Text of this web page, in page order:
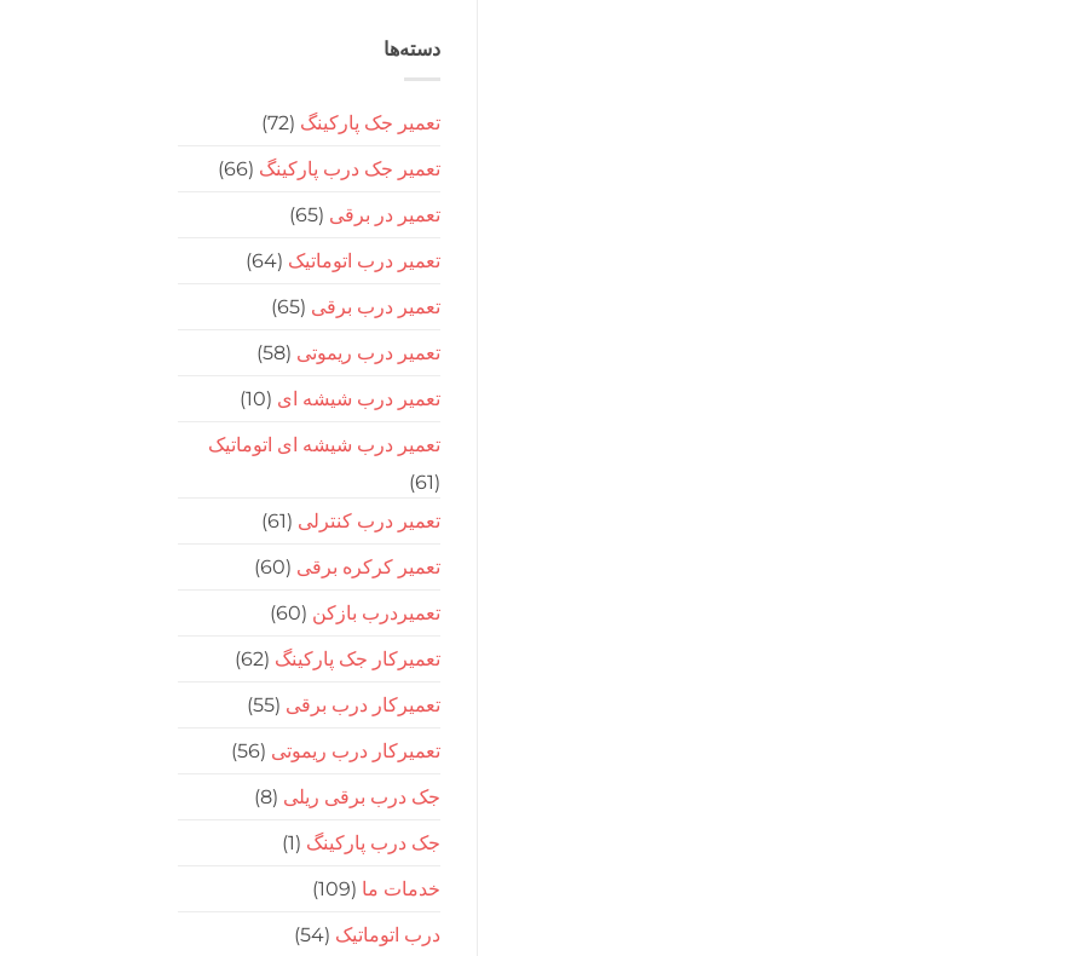
دسته‌ها
تعمیر جک پارکینگ (72)
تعمیر جک درب پارکینگ (66)
تعمیر در برقی (65)
تعمیر درب اتوماتیک (64)
تعمیر درب برقی (65)
تعمیر درب ریموتی (58)
تعمیر درب شیشه ای (10)
تعمیر درب شیشه ای اتوماتیک
(61)
تعمیر درب کنترلی (61)
تعمیر کرکره برقی (60)
تعمیردرب بازکن (60)
تعمیرکار جک پارکینگ (62)
تعمیرکار درب برقی (55)
تعمیرکار درب ریموتی (56)
جک درب برقی ریلی (8)
جک درب پارکینگ (1)
خدمات ما (109)
درب اتوماتیک (54)